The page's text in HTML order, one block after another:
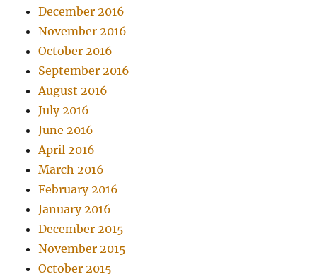
December 2016
November 2016
October 2016
September 2016
August 2016
July 2016
June 2016
April 2016
March 2016
February 2016
January 2016
December 2015
November 2015
October 2015